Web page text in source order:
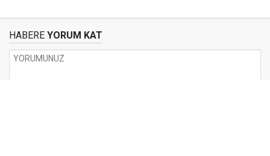
HABERE YORUM KAT